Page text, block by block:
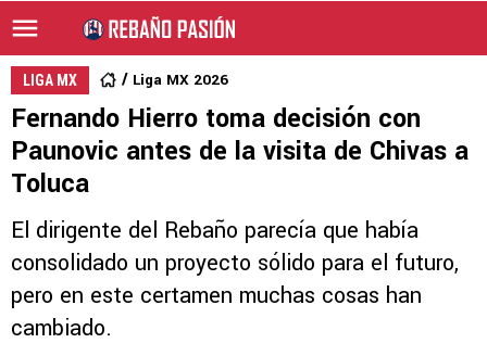
LIGA MX Liga MX 2026
Fernando Hierro toma decisión con
Paunovic antes de la visita de Chivas a
Toluca
El dirigente del Rebaño parecía que había
consolidado un proyecto sólido para el futuro,
pero en este certamen muchas cosas han
cambiado.